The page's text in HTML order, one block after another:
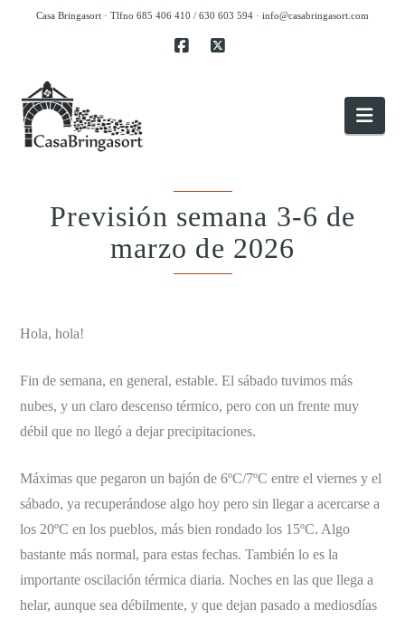
Casa Bringasort · Tlfno 685 406 410 / 630 603 594 · info@casabringasort.com
Previsión semana 3-6 de
marzo de 2026
Hola, hola!
Fin de semana, en general, estable. El sábado tuvimos más
nubes, y un claro descenso térmico, pero con un frente muy
débil que no llegó a dejar precipitaciones.
Máximas que pegaron un bajón de 6ºC/7ºC entre el viernes y el
sábado, ya recuperándose algo hoy pero sin llegar a acercarse a
los 20ºC en los pueblos, más bien rondado los 15ºC. Algo
bastante más normal, para estas fechas. También lo es la
importante oscilación térmica diaria. Noches en las que llega a
helar, aunque sea débilmente, y que dejan pasado a mediosdías